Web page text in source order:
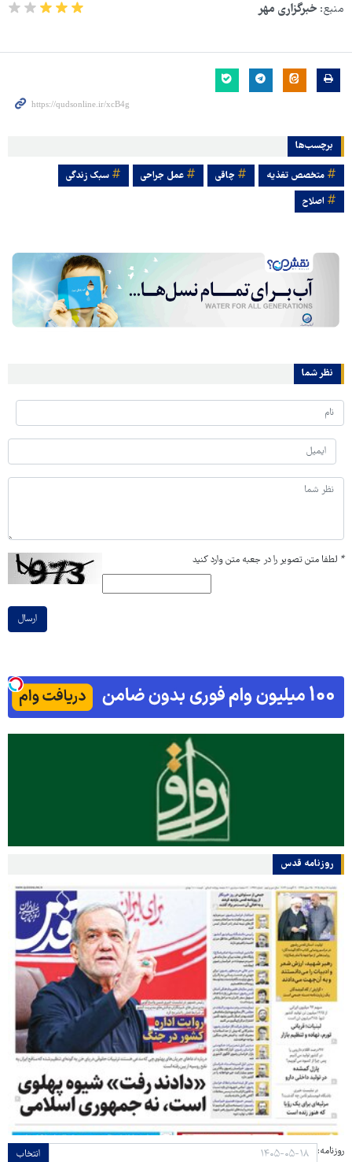
منبع: خبرگزاری مهر
برچسب‌ها
متخصص تغذیه چاقی عمل جراحی
سبک زندگی
اصلاح
نظر شما
* لطفا متن تصویر را در جعبه متن وارد کنید
ارسال
روزنامه قدس
روزنامه: انتخاب